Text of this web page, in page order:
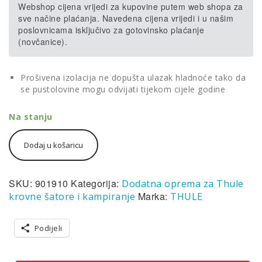
Webshop cijena vrijedi za kupovine putem web shopa za
sve načine plaćanja. Navedena cijena vrijedi i u našim
poslovnicama isključivo za gotovinsko plaćanje
(novčanice).
Prošivena izolacija ne dopušta ulazak hladnoće tako da
se pustolovine mogu odvijati tijekom cijele godine
Na stanju
Thule
Insulator-
Foothill
izolacija
sive
količina
Dodaj u košaricu
SKU: 901910 Kategorija: Dodatna oprema za Thule
krovne šatore i kampiranje Marka: THULE
Podijeli